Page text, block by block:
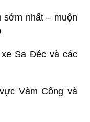
sớm nhất – muộn
Sa Đéc và các
Vàm Cống và